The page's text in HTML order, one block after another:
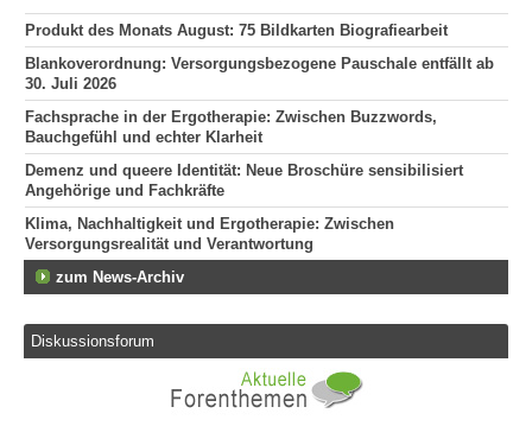
Produkt des Monats August: 75 Bildkarten Biografiearbeit
Blankoverordnung: Versorgungsbezogene Pauschale entfällt ab
30. Juli 2026
Fachsprache in der Ergotherapie: Zwischen Buzzwords,
Bauchgefühl und echter Klarheit
Demenz und queere Identität: Neue Broschüre sensibilisiert
Angehörige und Fachkräfte
Klima, Nachhaltigkeit und Ergotherapie: Zwischen
Versorgungsrealität und Verantwortung
zum News-Archiv
Diskussionsforum